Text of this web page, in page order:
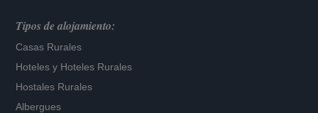
Tipos de alojamiento:
Casas Rurales
Hoteles y Hoteles Rurales
Hostales Rurales
Albergues